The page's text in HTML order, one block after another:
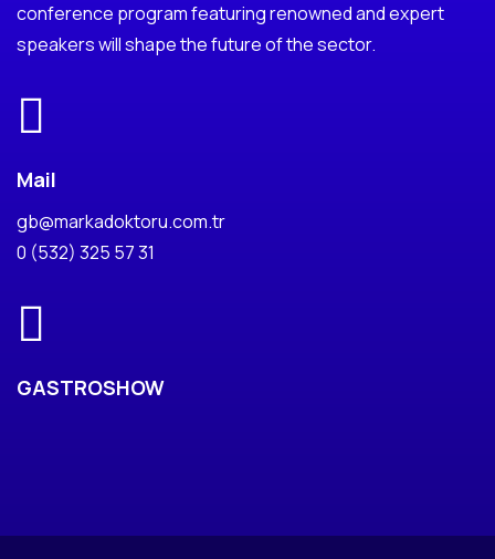
conference program featuring renowned and expert
speakers will shape the future of the sector.
Mail
gb@markadoktoru.com.tr
0 (532) 325 57 31
GASTROSHOW